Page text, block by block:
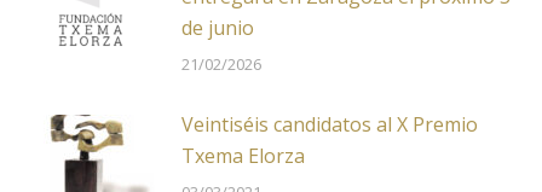
de junio
21/02/2026
Veintiséis candidatos al X Premio
Txema Elorza